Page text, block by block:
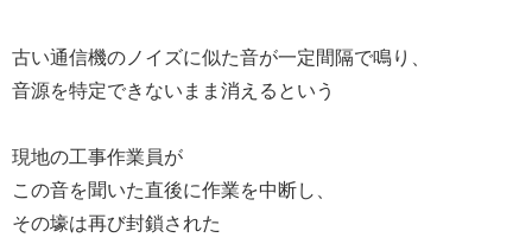
古い通信機のノイズに似た音が一定間隔で鳴り、
音源を特定できないまま消えるという
現地の工事作業員が
この音を聞いた直後に作業を中断し、
その壕は再び封鎖された